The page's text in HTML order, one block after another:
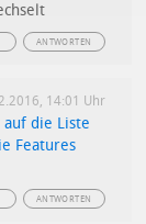
ANTWORTEN
14:01 Uhr
die Liste
Features
ANTWORTEN